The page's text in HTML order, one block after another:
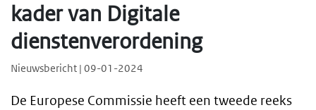
kader van Digitale
dienstenverordening
Nieuwsbericht | 09-01-2024
De Europese Commissie heeft een tweede reeks